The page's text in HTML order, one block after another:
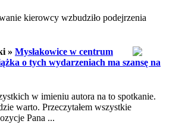
kierowcy wzbudziło podejrzenia
» Mysłakowice w centrum
o tych wydarzeniach ma szansę na
w imieniu autora na to spotkanie.
warto. Przeczytałem wszystkie
Pana ...